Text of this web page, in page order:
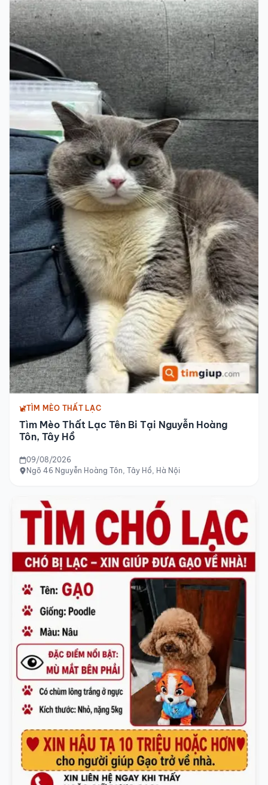
TÌM MÈO THẤT LẠC
Tìm Mèo Thất Lạc Tên Bi Tại Nguyễn Hoàng
Tôn, Tây Hồ
09/08/2026
Ngõ 46 Nguyễn Hoàng Tôn, Tây Hồ, Hà Nội